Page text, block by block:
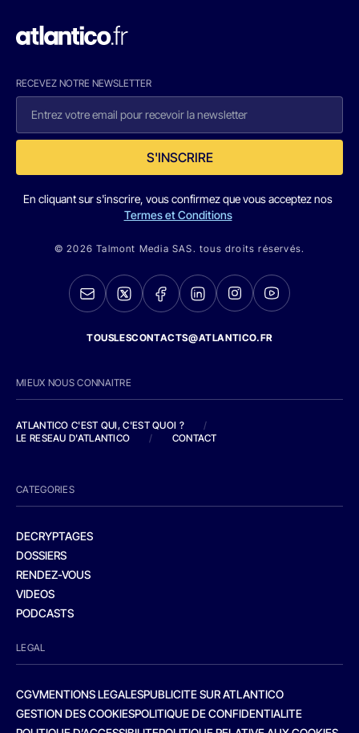
RECEVEZ NOTRE NEWSLETTER
S'INSCRIRE
En cliquant sur s'inscrire, vous confirmez que vous acceptez nos
Termes et Conditions
© 2026 Talmont Media SAS. tous droits réservés.
TOUSLESCONTACTS@ATLANTICO.FR
MIEUX NOUS CONNAITRE
ATLANTICO C'EST QUI, C'EST QUOI ?
/
LE RESEAU D'ATLANTICO
/ CONTACT
CATEGORIES
DECRYPTAGES
DOSSIERS
RENDEZ-VOUS
VIDEOS
PODCASTS
LEGAL
CGVMENTIONS LEGALESPUBLICITE SUR ATLANTICO
GESTION DES COOKIESPOLITIQUE DE CONFIDENTIALITE